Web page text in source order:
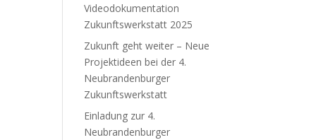
Videodokumentation
Zukunftswerkstatt 2025
Zukunft geht weiter – Neue
Projektideen bei der 4.
Neubrandenburger
Zukunftswerkstatt
Einladung zur 4.
Neubrandenburger